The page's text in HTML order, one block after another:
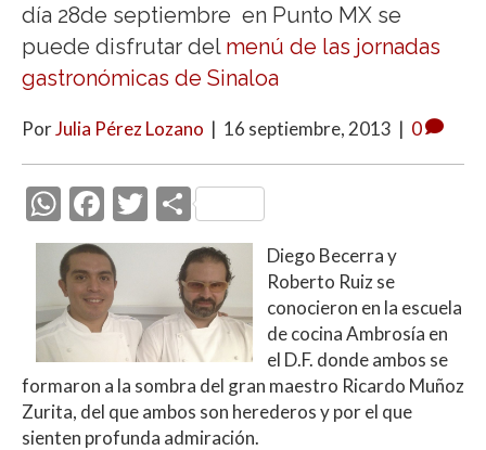
día 28de septiembre en Punto MX se
puede disfrutar del menú de las jornadas
gastronómicas de Sinaloa
PorJulia Pérez Lozano | 16 septiembre, 2013 | 0
W
h
at
s
A
p
p
F
ac
e
b
o
o
k
T
w
itt
er
C
o
m
p
ar
ti
r
Diego Becerra y
Roberto Ruiz se
conocieron en la escuela
de cocina Ambrosía en
el D.F. donde ambos se
formaron a la sombra del gran maestro Ricardo Muñoz
Zurita, del que ambos son herederos y por el que
sienten profunda admiración.